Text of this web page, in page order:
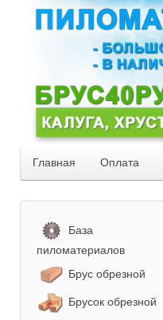
Главная Оплата
База
пиломатериалов
Брус обрезной
Брусок обрезной